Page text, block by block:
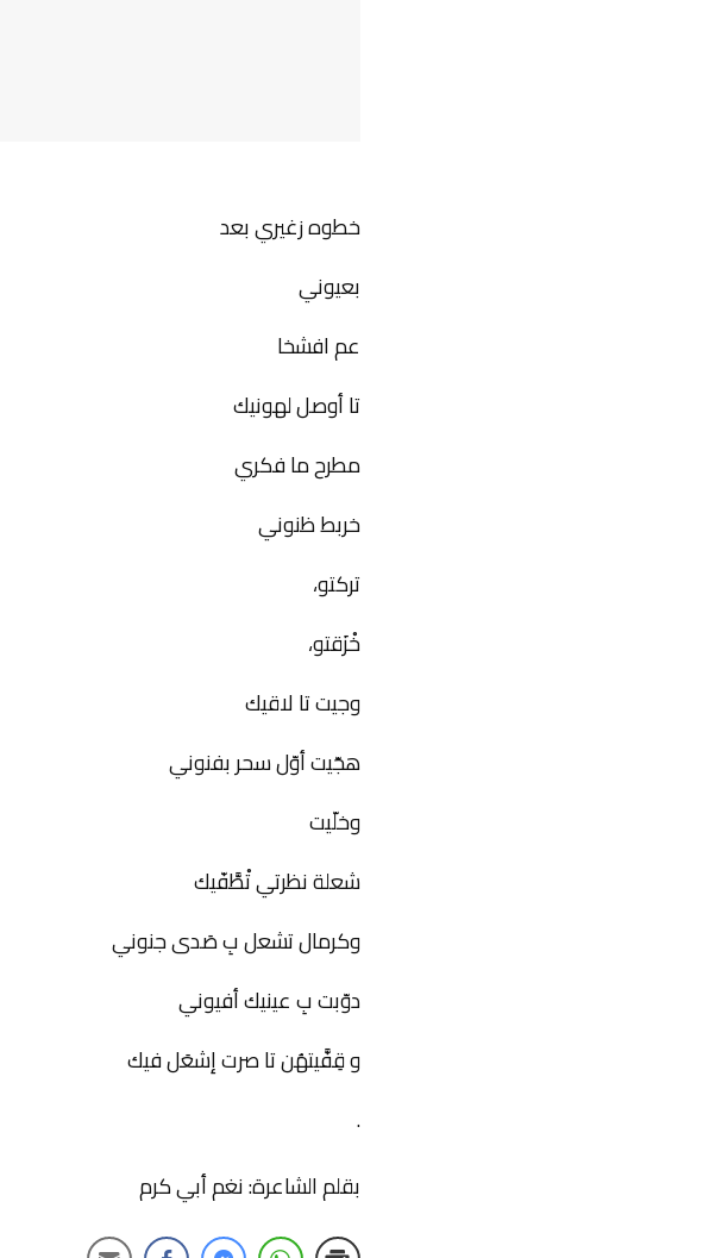
خطوه زغيري بعد
بعيوني
عم افشخا
تا أوصل لهونيك
مطرح ما فكري
خربط ظنوني
تركتو،
خْزَقتو،
وجيت تا لاقيك
هجّيت أوّل سحر بفنوني
وخلّيت
شعلة نظرتي تْطَّفّيك
وكرمال تشعل بِ صَدى جنوني
دوّبت بِ عينيك أفيوني
و قِفَّيتهُن تا صرت إشعَل فيك
.
بقلم الشاعرة: نغم أبي كرم